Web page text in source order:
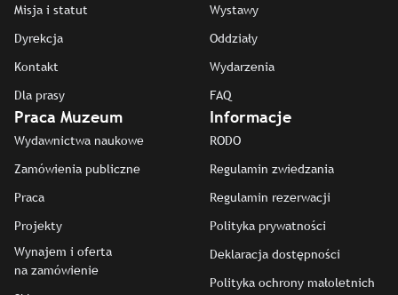
Misja i statut
Dyrekcja
Kontakt
Dla prasy
Wystawy
Oddziały
Wydarzenia
FAQ
Praca Muzeum
Wydawnictwa naukowe
Zamówienia publiczne
Praca
Projekty
Wynajem i oferta
na zamówienie
Informacje
RODO
Regulamin zwiedzania
Regulamin rezerwacji
Polityka prywatności
Deklaracja dostępności
Polityka ochrony małoletnich